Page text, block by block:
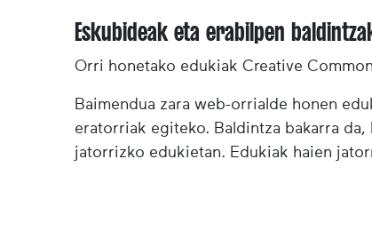
Eskubideak eta erabilpen
Orri honetako edukiak Creative
Baimendua zara web-orrialde honen
eratorriak egiteko. Baldintza bakarra
jatorrizko edukietan. Edukiak haien